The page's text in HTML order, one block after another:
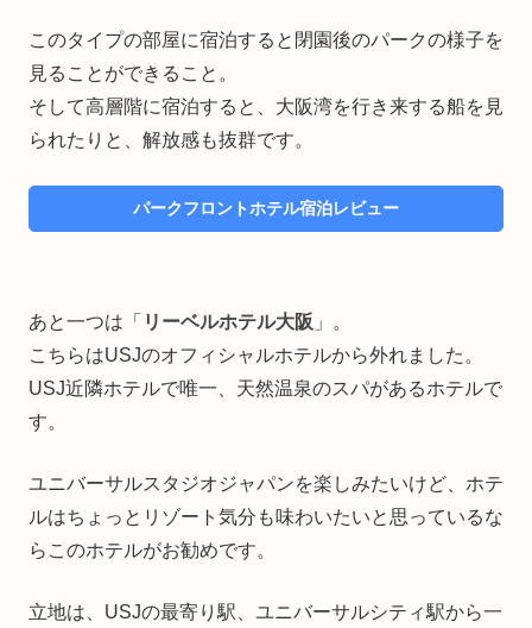
このタイプの部屋に宿泊すると閉園後のパークの様子を
見ることができること。
そして高層階に宿泊すると、大阪湾を行き来する船を見
られたりと、解放感も抜群です。
パークフロントホテル宿泊レビュー
あと一つは「 リーベルホテル大阪 」。
こちらはUSJのオフィシャルホテルから外れました。
USJ近隣ホテルで唯一、天然温泉のスパがあるホテルで
す。
ユニバーサルスタジオジャパンを楽しみたいけど、ホテ
ルはちょっとリゾート気分も味わいたいと思っているな
らこのホテルがお勧めです。
立地は、USJの最寄り駅、ユニバーサルシティ駅から一